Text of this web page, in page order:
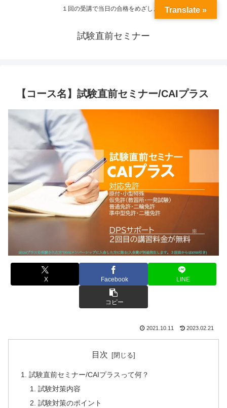
１回の受講で当日の合格をめざします
試験直前セミナー
【コース名】試験直前セミナー/CAIプラス
X Facebook LINE
コピー
2021.10.11 2023.02.21
目次
試験直前セミナー/CAIプラスって何？
試験対策内容
試験対策のポイント
Translate »